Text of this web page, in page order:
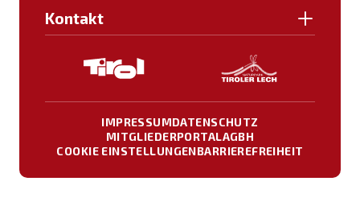
Kontakt
IMPRESSUMDATENSCHUTZ
MITGLIEDERPORTALAGBH
COOKIE EINSTELLUNGENBARRIEREFREIHEIT